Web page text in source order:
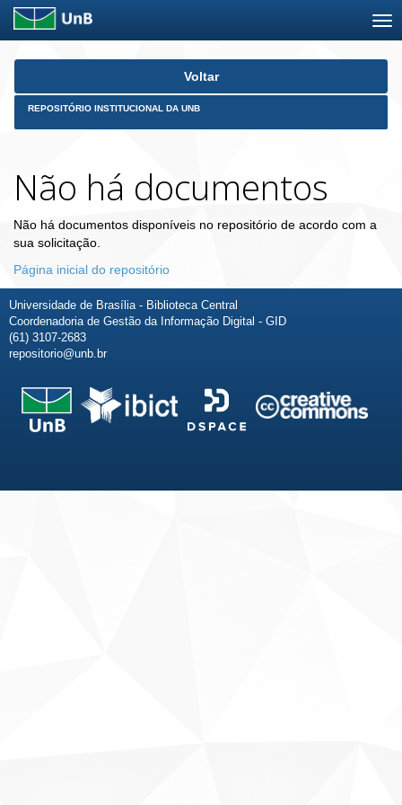
Skip
Voltar
REPOSITÓRIO INSTITUCIONAL DA UNB
Não há documentos
Não há documentos disponíveis no repositório de acordo com a
sua solicitação.
Página inicial do repositório
Universidade de Brasília - Biblioteca Central
Coordenadoria de Gestão da Informação Digital - GID
(61) 3107-2683
repositorio@unb.br